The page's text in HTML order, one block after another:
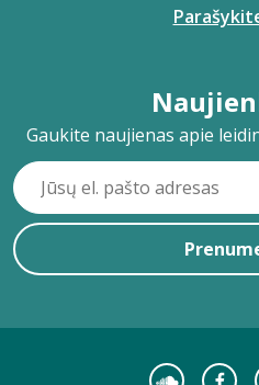
Gaukite naujienas apie